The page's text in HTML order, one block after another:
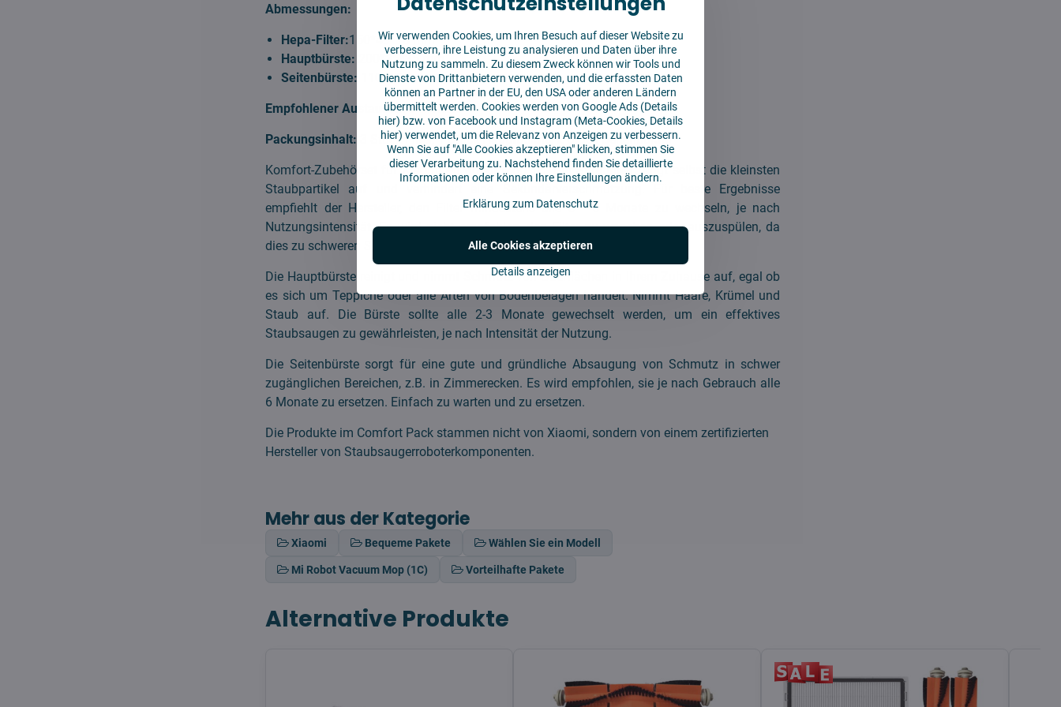
Abmessungen:
Hepa-Filter:150*49*15 mm
Hauptbürste:
200*35*35 mm
Seitenbürste:
110*60 mm
Empfohlener Austausch:3 Monate
Packungsinhalt: 3 Stück Filter, 1 Stück Hauptbürste, 2 Stück Seitenbürste
Komfort-Zubehörset für Xiaomi Mi Robot Mop 1C. Der Staubfilter fängt selbst die kleinsten
Staubpartikel auf und verhindert eine Sekundärverschmutzung. Für beste Ergebnisse
empfiehlt der Hersteller, den Filter mindestens alle 3 - 6 Monate zu wechseln, je nach
Nutzungsintensität. Es wird nicht empfohlen, den Filter zu waschen oder auszuspülen, da
dies zu schweren Schäden am Staubsauger führen kann.
Die Hauptbürste reinigt und nimmt Schmutz von Oberflächen in Ihrem Zuhause auf, egal ob
es sich um Teppiche oder alle Arten von Bodenbelägen handelt. Nimmt Haare, Krümel und
Staub auf. Die Bürste sollte alle 2-3 Monate gewechselt werden, um ein effektives
Staubsaugen zu gewährleisten, je nach Intensität der Nutzung.
Die Seitenbürste sorgt für eine gute und gründliche Absaugung von Schmutz in schwer
zugänglichen Bereichen, z.B. in Zimmerecken. Es wird empfohlen, sie je nach Gebrauch alle
6 Monate zu ersetzen. Einfach zu warten und zu ersetzen.
Die Produkte im Comfort Pack stammen nicht von Xiaomi, sondern von einem zertifizierten
Hersteller von Staubsaugerroboterkomponenten.
Mehr aus der Kategorie
Xiaomi Bequeme Pakete Wählen Sie ein Modell
Mi Robot Vacuum Mop (1C) Vorteilhafte Pakete
Alternative Produkte
Wir verwenden Cookies, um Ihren Besuch auf dieser Website zu
verbessern, ihre Leistung zu analysieren und Daten über ihre
Nutzung zu sammeln. Zu diesem Zweck können wir Tools und
Dienste von Drittanbietern verwenden, und die erfassten Daten
können an Partner in der EU, den USA oder anderen Ländern
übermittelt werden. Cookies werden von Google Ads (Details
hier) bzw. von Facebook und Instagram (Meta-Cookies, Details
hier) verwendet, um die Relevanz von Anzeigen zu verbessern.
Wenn Sie auf "Alle Cookies akzeptieren" klicken, stimmen Sie
dieser Verarbeitung zu. Nachstehend finden Sie detaillierte
Informationen oder können Ihre Einstellungen ändern.
Erklärung zum Datenschutz
Details anzeigen
Alle Cookies akzeptieren